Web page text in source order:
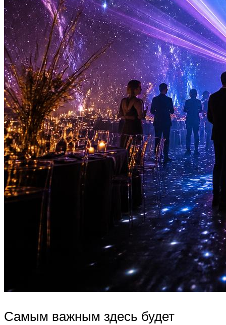
Самым важным здесь будет